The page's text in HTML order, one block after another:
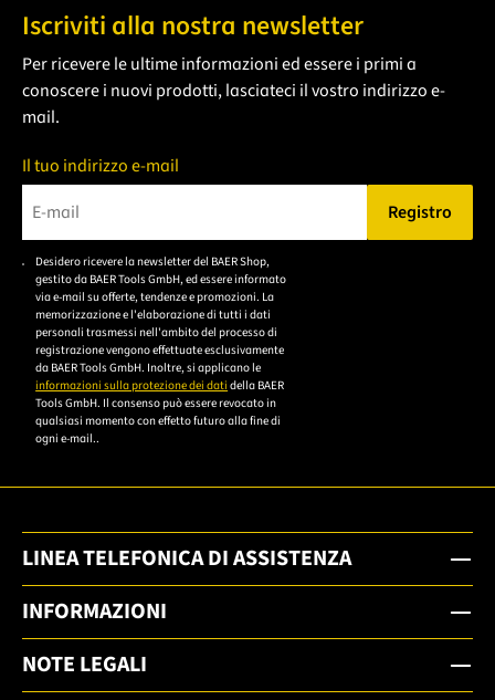
Iscriviti alla nostra newsletter
Per ricevere le ultime informazioni ed essere i primi a
conoscere i nuovi prodotti, lasciateci il vostro indirizzo e-
mail.
Il tuo indirizzo e-mail
Bitte geben Sie eine gültige E-Mail-Adresse ein.
Registro
Desidero ricevere la newsletter del BAER Shop,
gestito da BAER Tools GmbH, ed essere informato
via e-mail su offerte, tendenze e promozioni. La
memorizzazione e l'elaborazione di tutti i dati
personali trasmessi nell'ambito del processo di
registrazione vengono effettuate esclusivamente
da BAER Tools GmbH. Inoltre, si applicano le
informazioni sulla protezione dei dati della BAER
Tools GmbH. Il consenso può essere revocato in
qualsiasi momento con effetto futuro alla fine di
ogni e-mail..
LINEA TELEFONICA DI ASSISTENZA
INFORMAZIONI
NOTE LEGALI